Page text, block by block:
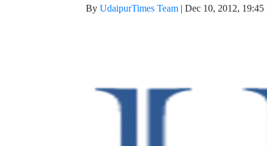
By UdaipurTimes Team | Dec 10, 2012, 19:45